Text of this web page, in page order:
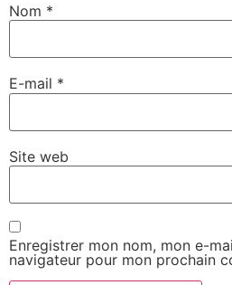
Nom *
E-mail *
Site web
Enregistrer mon nom, mon e-
navigateur pour mon prochain